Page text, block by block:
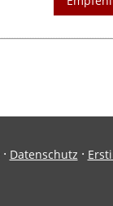
· Datenschutz ·